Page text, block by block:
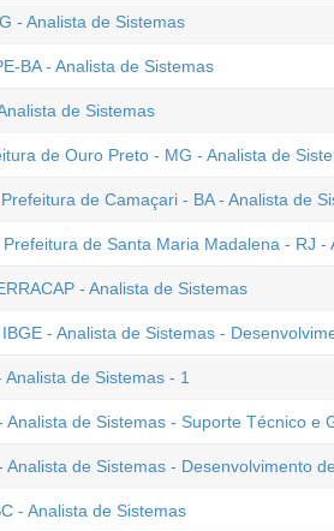
- Analista de Sistemas
BA - Analista de Sistemas
de Sistemas
de Ouro Preto - MG - Analista de
de Camaçari - BA - Analista de
de Santa Maria Madalena - RJ -
- Analista de Sistemas
- Analista de Sistemas -
de Sistemas - 1
Analista de Sistemas - Suporte Técnico e
Analista de Sistemas - Desenvolvimento
- Analista de Sistemas